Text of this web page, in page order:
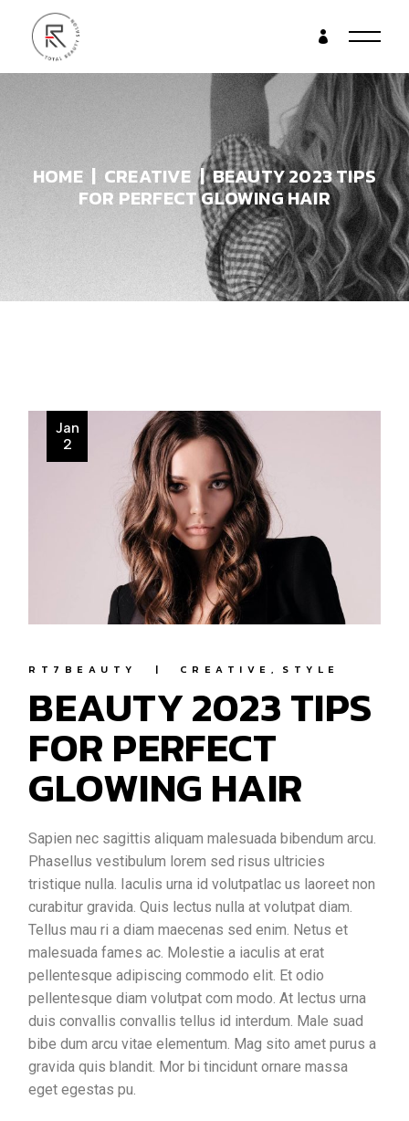
HOME CREATIVE
BEAUTY 2023 TIPS
FOR PERFECT GLOWING HAIR
Jan
2
RT7BEAUTY CREATIVE STYLE
BEAUTY 2023 TIPS
FOR PERFECT
GLOWING HAIR
Sapien nec sagittis aliquam malesuada bibendum arcu.
Phasellus vestibulum lorem sed risus ultricies
tristique nulla. Iaculis urna id volutpatlac us laoreet non
curabitur gravida. Quis lectus nulla at volutpat diam.
Tellus mau ri a diam maecenas sed enim. Netus et
malesuada fames ac. Molestie a iaculis at erat
pellentesque adipiscing commodo elit. Et odio
pellentesque diam volutpat com modo. At lectus urna
duis convallis convallis tellus id interdum. Male suad
bibe dum arcu vitae elementum. Mag sito amet purus a
gravida quis blandit. Mor bi tincidunt ornare massa
eget egestas pu.